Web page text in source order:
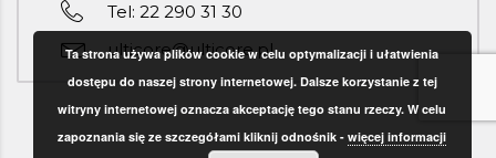
Tel: 22 290 31 30
ulticore@ulticore.pl
Ta strona używa plików cookie w celu optymalizacji i ułatwienia
dostępu do naszej strony internetowej. Dalsze korzystanie z tej
witryny internetowej oznacza akceptację tego stanu rzeczy. W celu
zapoznania się ze szczegółami kliknij odnośnik -więcej informacji